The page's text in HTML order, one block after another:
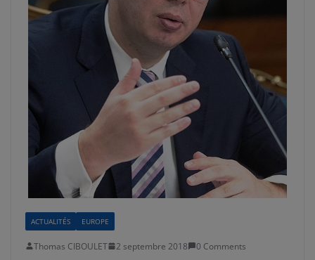
ACTUALITÉS EUROPE
Thomas CIBOULET 2 septembre 2018 0 Comments